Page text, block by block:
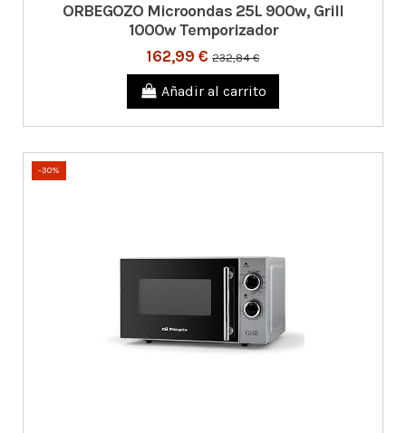
ORBEGOZO Microondas 25L 900w, Grill
1000w Temporizador
162,99 € 232,84 €
Añadir al carrito
-30%